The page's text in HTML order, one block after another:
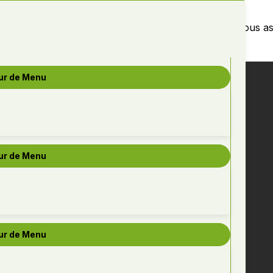
de Menu
de Menu
de Menu
en plaque Pépinière Jardins 2000 est la pour vous